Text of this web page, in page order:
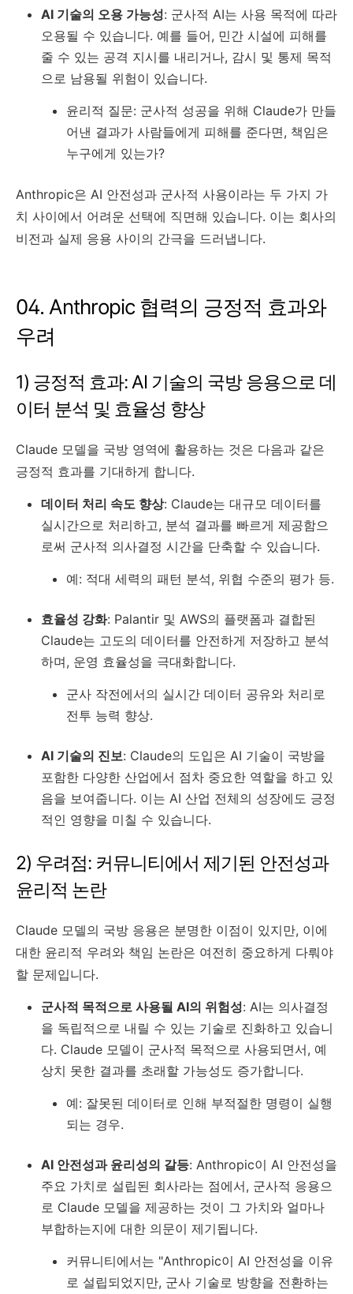
AI 기술의 오용 가능성: 군사적 AI는 사용 목적에 따라
오용될 수 있습니다. 예를 들어, 민간 시설에 피해를
줄 수 있는 공격 지시를 내리거나, 감시 및 통제 목적
으로 남용될 위험이 있습니다.
윤리적 질문: 군사적 성공을 위해 Claude가 만들
어낸 결과가 사람들에게 피해를 준다면, 책임은
누구에게 있는가?
Anthropic은 AI 안전성과 군사적 사용이라는 두 가지 가
치 사이에서 어려운 선택에 직면해 있습니다. 이는 회사의
비전과 실제 응용 사이의 간극을 드러냅니다.
04. Anthropic 협력의 긍정적 효과와
우려
1) 긍정적 효과: AI 기술의 국방 응용으로 데
이터 분석 및 효율성 향상
Claude 모델을 국방 영역에 활용하는 것은 다음과 같은
긍정적 효과를 기대하게 합니다.
데이터 처리 속도 향상: Claude는 대규모 데이터를
실시간으로 처리하고, 분석 결과를 빠르게 제공함으
로써 군사적 의사결정 시간을 단축할 수 있습니다.
예: 적대 세력의 패턴 분석, 위협 수준의 평가 등.
효율성 강화: Palantir 및 AWS의 플랫폼과 결합된
Claude는 고도의 데이터를 안전하게 저장하고 분석
하며, 운영 효율성을 극대화합니다.
군사 작전에서의 실시간 데이터 공유와 처리로
전투 능력 향상.
AI 기술의 진보: Claude의 도입은 AI 기술이 국방을
포함한 다양한 산업에서 점차 중요한 역할을 하고 있
음을 보여줍니다. 이는 AI 산업 전체의 성장에도 긍정
적인 영향을 미칠 수 있습니다.
2) 우려점: 커뮤니티에서 제기된 안전성과
윤리적 논란
Claude 모델의 국방 응용은 분명한 이점이 있지만, 이에
대한 윤리적 우려와 책임 논란은 여전히 중요하게 다뤄야
할 문제입니다.
군사적 목적으로 사용될 AI의 위험성: AI는 의사결정
을 독립적으로 내릴 수 있는 기술로 진화하고 있습니
다. Claude 모델이 군사적 목적으로 사용되면서, 예
상치 못한 결과를 초래할 가능성도 증가합니다.
예: 잘못된 데이터로 인해 부적절한 명령이 실행
되는 경우.
AI 안전성과 윤리성의 갈등: Anthropic이 AI 안전성을
주요 가치로 설립된 회사라는 점에서, 군사적 응용으
로 Claude 모델을 제공하는 것이 그 가치와 얼마나
부합하는지에 대한 의문이 제기됩니다.
커뮤니티에서는 "Anthropic이 AI 안전성을 이유
로 설립되었지만, 군사 기술로 방향을 전환하는